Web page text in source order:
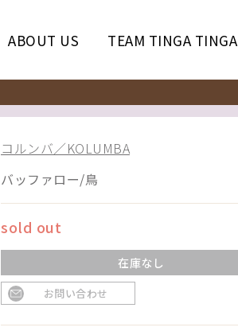
ABOUT US TEAM TINGA TINGA
コルンバ／KOLUMBA
バッファロー/鳥
sold out
在庫なし
お問い合わせ